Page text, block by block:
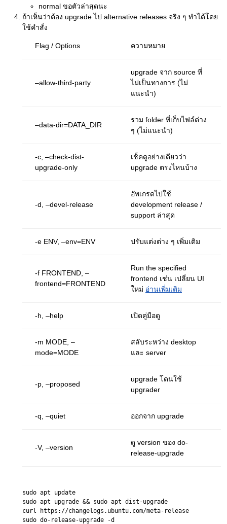
normal ขอตัวล่าสุดนะ
ถ้าเห็นว่าต้อง upgrade ไป alternative releases จริง ๆ ทำได้โดย
ใช้คำสั่ง
Flag / Options ความหมาย
–allow-third-party
upgrade จาก source ที่
ไม่เป็นทางการ (ไม่
แนะนำ)
–data-dir=DATA_DIR
รวม folder ที่เก็บไฟล์ต่าง
ๆ (ไม่แนะนำ)
-c, –check-dist-
upgrade-only
เช็คดูอย่างเดียวว่า
upgrade ตรงไหนบ้าง
-d, –devel-release
อัพเกรดไปใช้
development release /
support ล่าสุด
-e ENV, –env=ENV ปรับแต่งต่าง ๆ เพิ่มเติม
-f FRONTEND, –
frontend=FRONTEND
Run the specified
frontend เช่น เปลี่ยน UI
ใหม่ อ่านเพิ่มเติม
-h, –help เปิดคู่มือดู
-m MODE, –
mode=MODE
สลับระหว่าง desktop
และ server
-p, –proposed
upgrade โดนใช้
upgrader
-q, –quiet ออกจาก upgrade
-V, –version
ดู version ของ do-
release-upgrade
sudo apt update
sudo apt upgrade && sudo apt dist-upgrade
curl https://changelogs.ubuntu.com/meta-release